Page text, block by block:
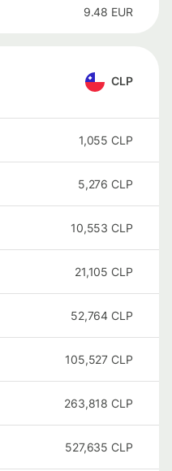
9.48 EUR
CLP
1,055 CLP
5,276 CLP
10,553 CLP
21,105 CLP
52,764 CLP
105,527 CLP
263,818 CLP
527,635 CLP